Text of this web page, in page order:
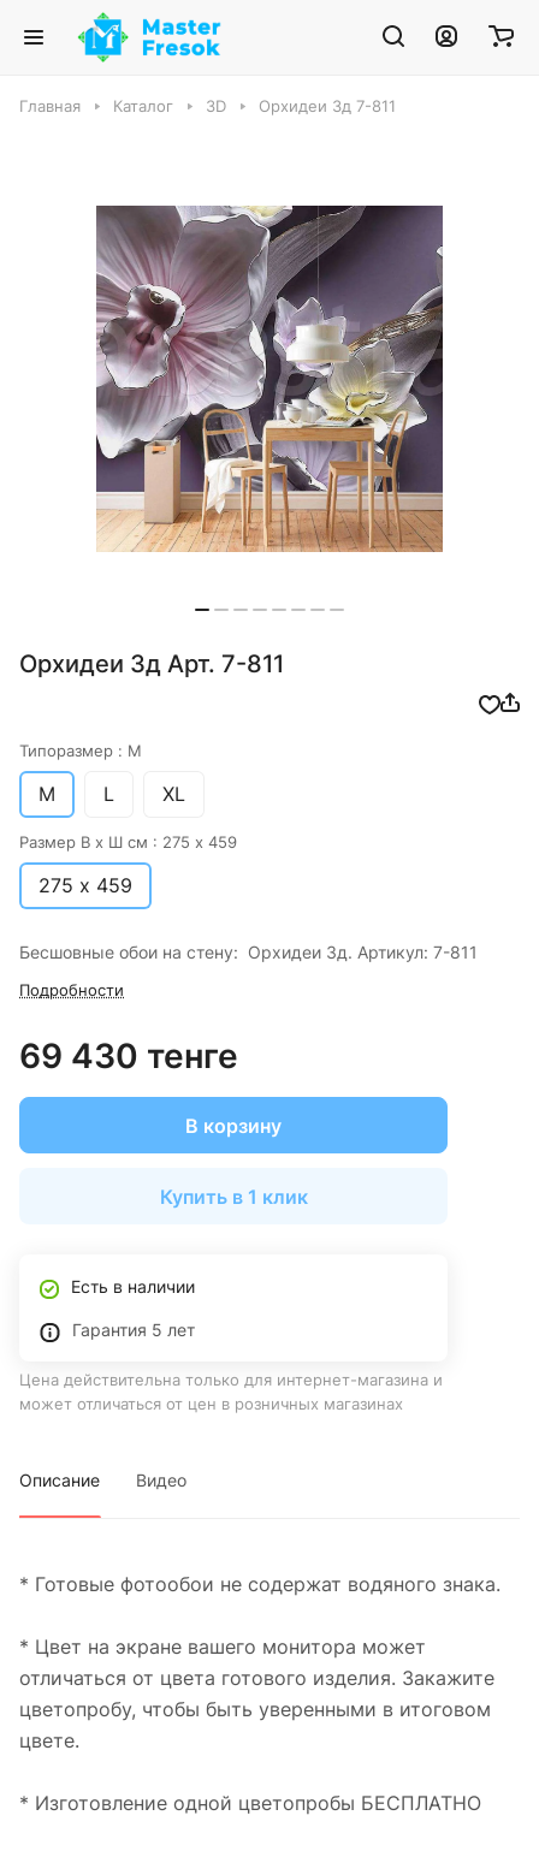
Главная Каталог 3D Орхидеи 3д 7-811
Орхидеи 3д Арт. 7-811
Типоразмер : M
M L XL
Размер В х Ш см : 275 х 459
275 х 459
Бесшовные обои на стену: Орхидеи 3д. Артикул: 7-811
Подробности
69 430 тенге
В корзину
Купить в 1 клик
Есть в наличии
Гарантия 5 лет
Цена действительна только для интернет-магазина и
может отличаться от цен в розничных магазинах
Описание Видео
* Готовые фотообои не содержат водяного знака.
* Цвет на экране вашего монитора может
отличаться от цвета готового изделия. Закажите
цветопробу, чтобы быть уверенными в итоговом
цвете.
* Изготовление одной цветопробы БЕСПЛАТНО